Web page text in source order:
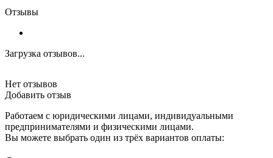
Отзывы
Загрузка отзывов...
Нет отзывов
Добавить отзыв
Работаем с юридическими лицами, индивидуальными
предпринимателями и физическими лицами.
Вы можете выбрать один из трёх вариантов оплаты: